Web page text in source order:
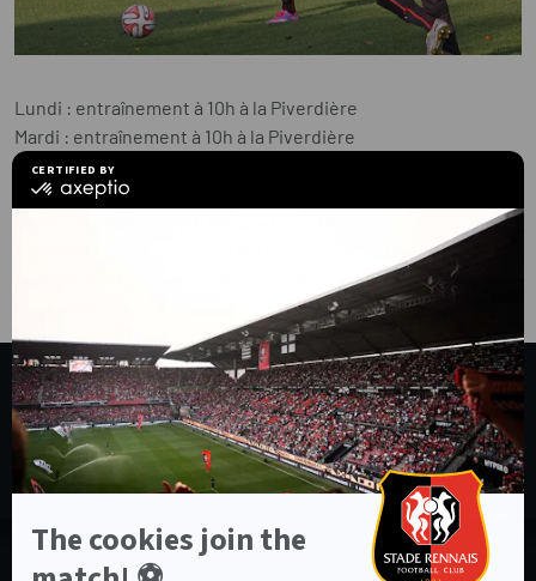
Lundi : entraînement à 10h à la Piverdière
Mardi : entraînement à 10h à la Piverdière
Mercredi : entraînement à 10h (huis clos) et 16h à la
Piverdière
Vendredi : entraînement à 16h à la Piverdière (huis clos)